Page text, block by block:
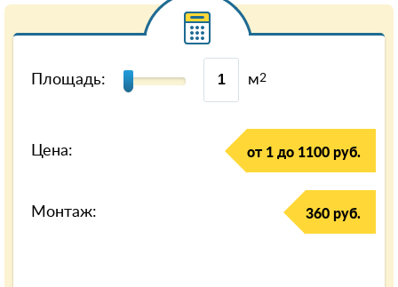
Площадь: м2
Цена: от 1 до 1100 руб.
Монтаж: 360 руб.